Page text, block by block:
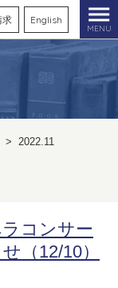
求 English
MENU
> 2022.11
コンサー
（12/10）